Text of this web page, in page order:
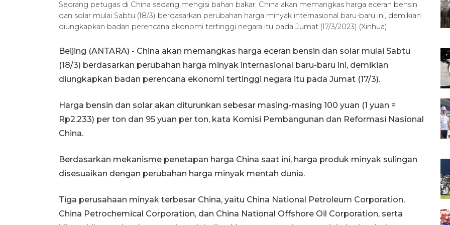
Seorang petugas di China sedang mengisi bahan bakar. China akan memangkas harga eceran bensin
dan solar mulai Sabtu (18/3) berdasarkan perubahan harga minyak internasional baru-baru ini, demikian
diungkapkan badan perencana ekonomi tertinggi negara itu pada Jumat (17/3/2023) (Xinhua)
Beijing (ANTARA) - China akan memangkas harga eceran bensin dan solar mulai Sabtu
(18/3) berdasarkan perubahan harga minyak internasional baru-baru ini, demikian
diungkapkan badan perencana ekonomi tertinggi negara itu pada Jumat (17/3).
Harga bensin dan solar akan diturunkan sebesar masing-masing 100 yuan (1 yuan =
Rp2.233) per ton dan 95 yuan per ton, kata Komisi Pembangunan dan Reformasi Nasional
China.
Berdasarkan mekanisme penetapan harga China saat ini, harga produk minyak sulingan
disesuaikan dengan perubahan harga minyak mentah dunia.
Tiga perusahaan minyak terbesar China, yaitu China National Petroleum Corporation,
China Petrochemical Corporation, dan China National Offshore Oil Corporation, serta